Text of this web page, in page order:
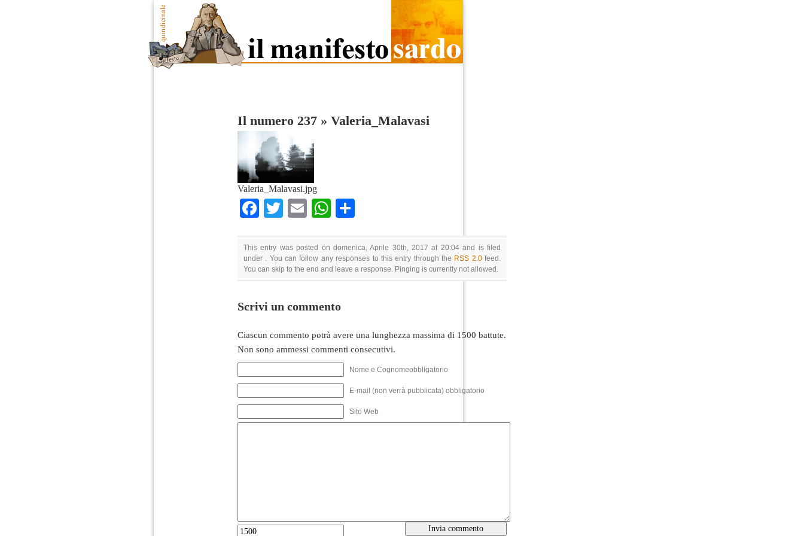
Il numero 237 » Valeria_Malavasi
Valeria_Malavasi.jpg
Facebook
TwitterEmailWhatsApp
This entry was posted on domenica, Aprile 30th, 2017 at 20:04 and is filed
under . You can follow any responses to this entry through the RSS 2.0feed.
You can skip to the end and leave a response. Pinging is currently not allowed.
Scrivi un commento
Ciascun commento potrà avere una lunghezza massima di 1500 battute.
Non sono ammessi commenti consecutivi.
Nome e Cognomeobbligatorio
E-mail (non verrà pubblicata) obbligatorio
Sito Web